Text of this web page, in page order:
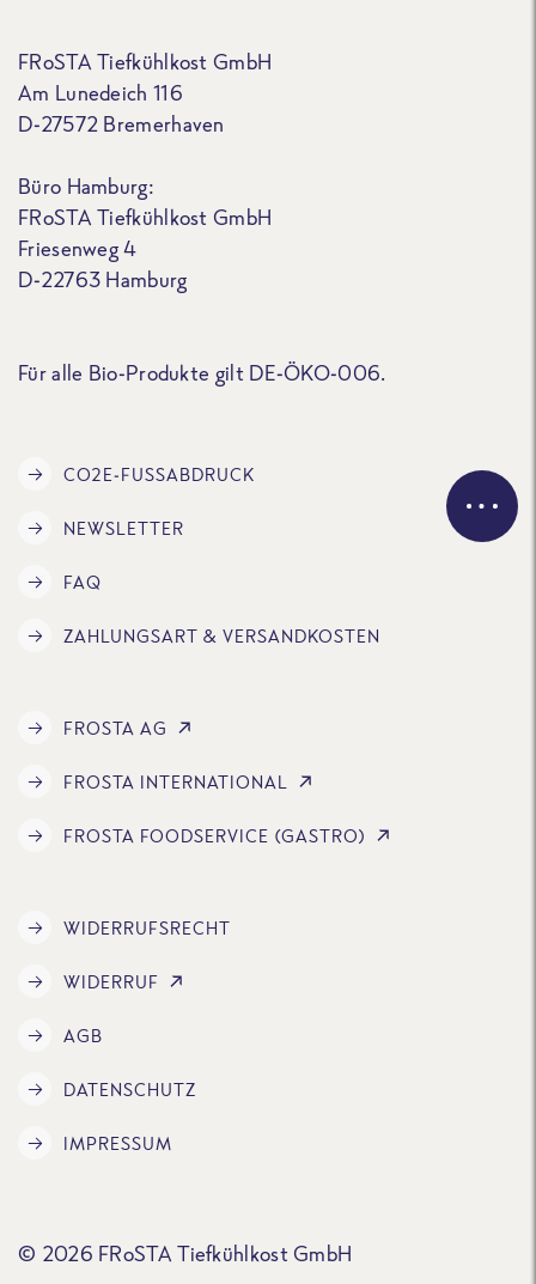
FRoSTA Tiefkühlkost GmbH
Am Lunedeich 116
D-27572 Bremerhaven
Büro Hamburg:
FRoSTA Tiefkühlkost GmbH
Friesenweg 4
D-22763 Hamburg
Für alle Bio-Produkte gilt DE-ÖKO-006.
CO2E-FUSSABDRUCK
NEWSLETTER
FAQ
ZAHLUNGSART & VERSANDKOSTEN
FROSTA AG
FROSTA INTERNATIONAL
FROSTA FOODSERVICE (GASTRO)
WIDERRUFSRECHT
WIDERRUF
AGB
DATENSCHUTZ
IMPRESSUM
© 2026 FRoSTA Tiefkühlkost GmbH